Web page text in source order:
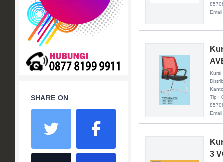
+ Sofa Kantor
+ Springbed
White Board / Papan Tulis
SHARE ON
Kursi
Tlp :
3